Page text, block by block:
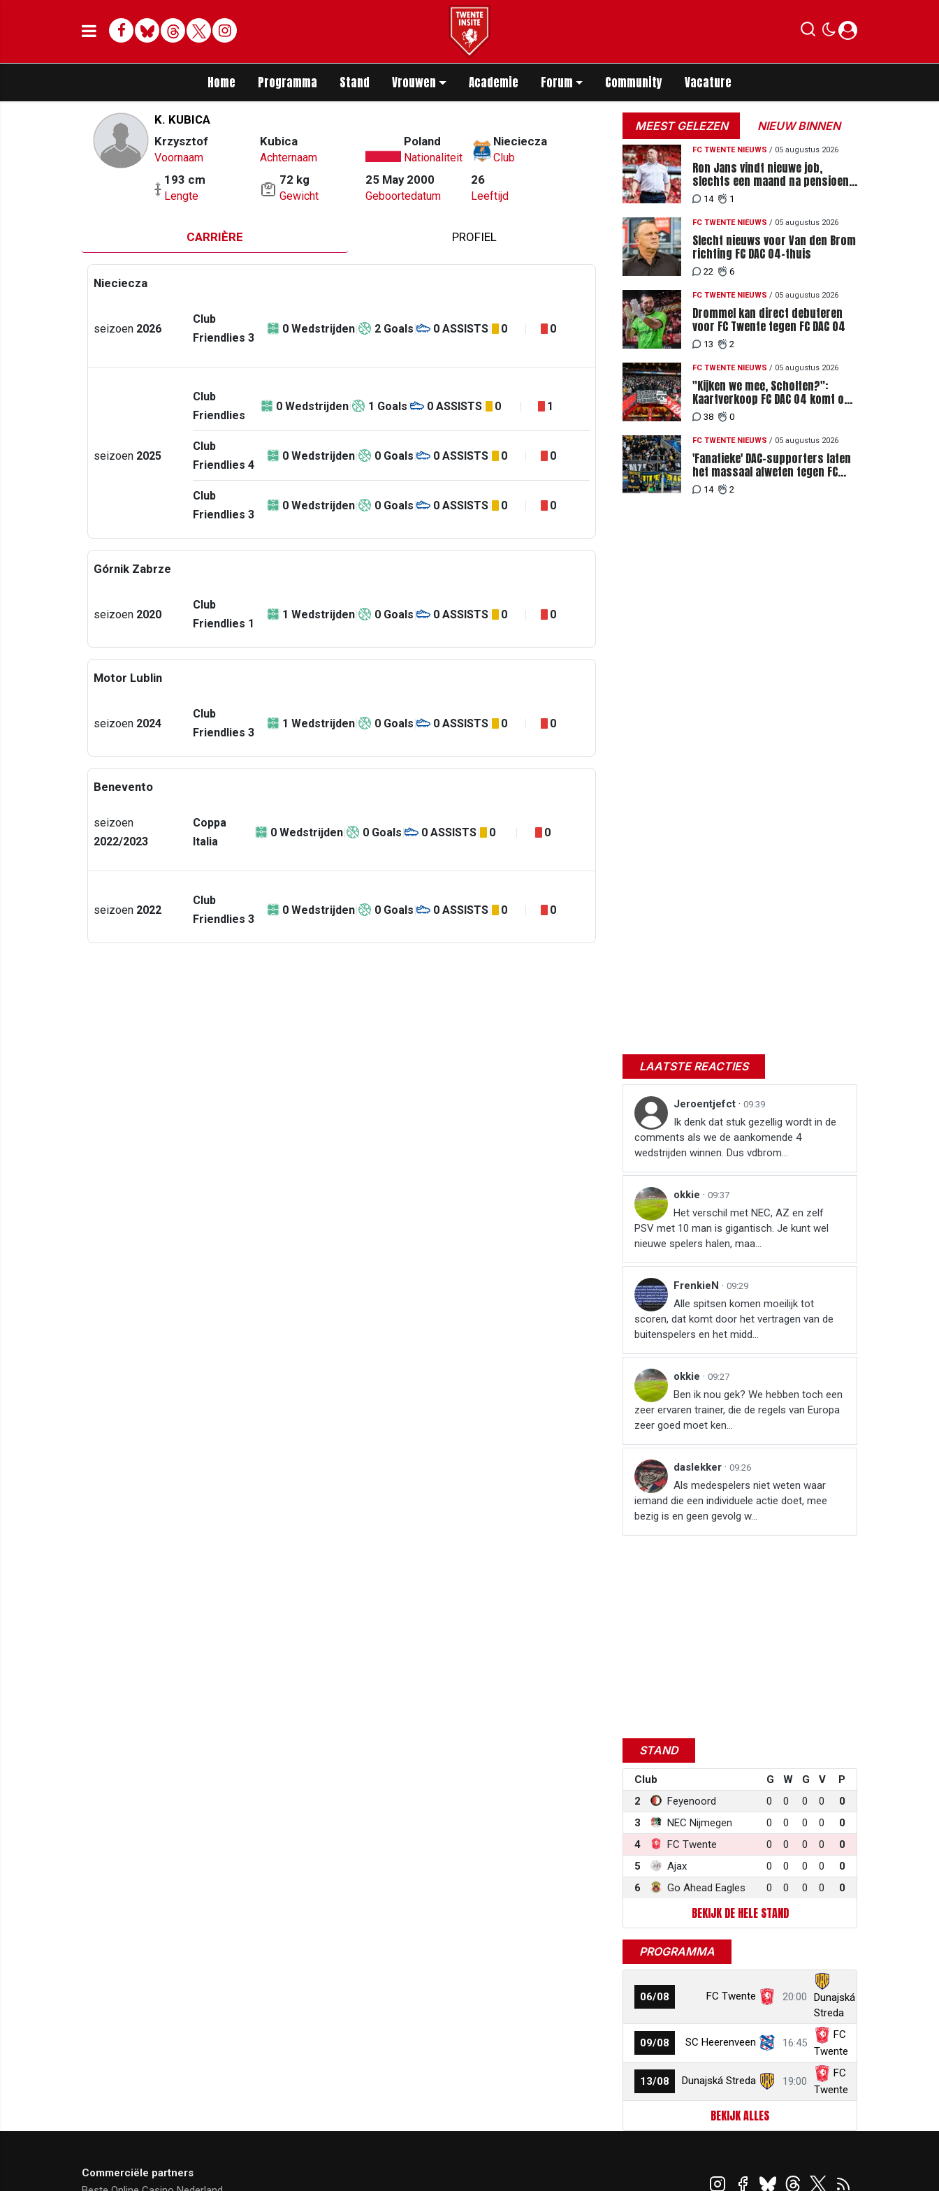
Facebook
BlueskyThreadsTwitterDelen op Whatsapp
Home Programma Stand Vrouwen Academie Forum Community Vacature
K. KUBICA
Krzysztof
Voornaam
Kubica
Achternaam
Poland
Nationaliteit
Nieciecza
Club
193 cm
Lengte
72 kg
Gewicht
25 May 2000
Geboortedatum
26
Leeftijd
CARRIÈRE PROFIEL
Nieciecza
seizoen 2026
Club
Friendlies 3
0 Wedstrijden 2 Goals 0 ASSISTS 0 0
seizoen 2025
Club
Friendlies
0 Wedstrijden 1 Goals 0 ASSISTS 0 1
Club
Friendlies 4
0 Wedstrijden 0 Goals 0 ASSISTS 0 0
Club
Friendlies 3
0 Wedstrijden 0 Goals 0 ASSISTS 0 0
Górnik Zabrze
seizoen 2020
Club
Friendlies 1
1 Wedstrijden 0 Goals 0 ASSISTS 0 0
Motor Lublin
seizoen 2024
Club
Friendlies 3
1 Wedstrijden 0 Goals 0 ASSISTS 0 0
Benevento
seizoen
2022/2023
Coppa
Italia
0 Wedstrijden 0 Goals 0 ASSISTS 0 0
seizoen 2022
Club
Friendlies 3
0 Wedstrijden 0 Goals 0 ASSISTS 0 0
MEEST GELEZEN NIEUW BINNEN
FC TWENTE NIEUWS / 05 augustus 2026
Ron Jans vindt nieuwe job,
slechts een maand na pensioen
als hoofdtrainer
14 1
FC TWENTE NIEUWS / 05 augustus 2026
Slecht nieuws voor Van den Brom
richting FC DAC 04-thuis
22 6
FC TWENTE NIEUWS / 05 augustus 2026
Drommel kan direct debuteren
voor FC Twente tegen FC DAC 04
13 2
FC TWENTE NIEUWS / 05 augustus 2026
"Kijken we mee, Scholten?":
Kaartverkoop FC DAC 04 komt op
gang, supporters niet blij met
ticketprijzen
38 0
FC TWENTE NIEUWS / 05 augustus 2026
'Fanatieke' DAC-supporters laten
het massaal afweten tegen FC
Twente
14 2
LAATSTE REACTIES
Jeroentjefct · 09:39
Ik denk dat stuk gezellig wordt in de
comments als we de aankomende 4
wedstrijden winnen. Dus vdbrom...
okkie · 09:37
Het verschil met NEC, AZ en zelf
PSV met 10 man is gigantisch. Je kunt wel
nieuwe spelers halen, maa...
FrenkieN · 09:29
Alle spitsen komen moeilijk tot
scoren, dat komt door het vertragen van de
buitenspelers en het midd...
okkie · 09:27
Ben ik nou gek? We hebben toch een
zeer ervaren trainer, die de regels van Europa
zeer goed moet ken...
daslekker · 09:26
Als medespelers niet weten waar
iemand die een individuele actie doet, mee
bezig is en geen gevolg w...
STAND
Club G W G V
P
2
Feyenoord 0 0 0 0
0
3
NEC Nijmegen 0 0 0 0
0
4
FC Twente 0 0 0 0
0
5
Ajax 0 0 0 0
0
6
Go Ahead Eagles 0 0 0 0 0
BEKIJK DE HELE STAND
PROGRAMMA
06/08 FC Twente 20:00
Dunajská
Streda
09/08 SC Heerenveen 16:45
FC
Twente
13/08 Dunajská Streda 19:00
FC
Twente
BEKIJK ALLES
Commerciële partners